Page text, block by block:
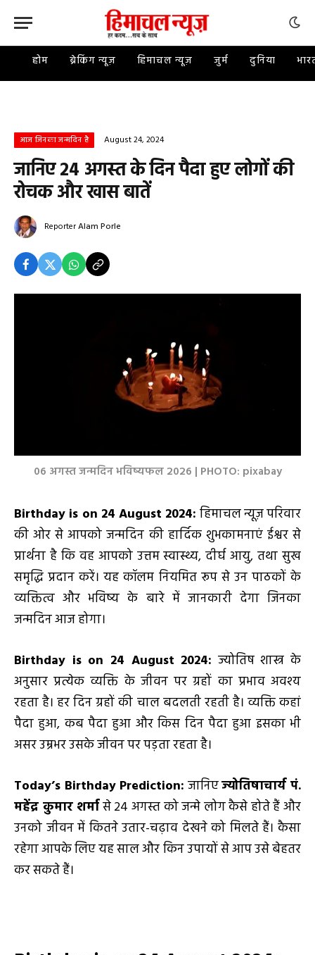
होम ब्रेकिंग न्यूज़ हिमाचल न्यूज़ जुर्म दुनिया
आज जिनका जन्मदिन है August 24, 2024
जानिए 24 अगस्त के दिन पैदा हुए लोगों की
रोचक और खास बातें
ReporterAlam Porle
06 अगस्त जन्मदिन भविष्यफल 2026 | PHOTO: pixabay
Birthday is on 24 August 2024: हिमाचल न्यूज़ परिवार
की ओर से आपको जन्मदिन की हार्दिक शुभकामनाएं ईश्वर से
प्रार्थना है कि वह आपको उत्तम स्वास्थ्य, दीर्घ आयु, तथा सुख
समृद्धि प्रदान करें। यह कॉलम नियमित रूप से उन पाठकों के
व्यक्तित्व और भविष्य के बारे में जानकारी देगा जिनका
जन्मदिन आज होगा।
Birthday is on 24 August 2024: ज्योतिष शास्त्र के
अनुसार प्रत्येक व्यक्ति के जीवन पर ग्रहों का प्रभाव अवश्य
रहता है। हर दिन ग्रहों की चाल बदलती रहती है। व्यक्ति कहां
पैदा हुआ, कब पैदा हुआ और किस दिन पैदा हुआ इसका भी
असर उम्रभर उसके जीवन पर पड़ता रहता है।
Today’s Birthday Prediction: जानिएज्योतिषाचार्य पं.
महेंद्र कुमार शर्मासे 24 अगस्त को जन्मे लोग कैसे होते हैं और
उनको जीवन में कितने उतार-चढ़ाव देखने को मिलते हैं। कैसा
रहेगा आपके लिए यह साल और किन उपायों से आप उसे बेहतर
कर सकते हैं।